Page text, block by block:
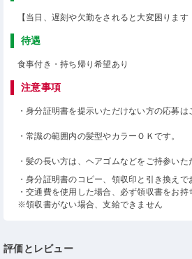
【当日、遅刻や欠勤をされると大変困りま
待遇
食事付き・持ち帰り希望あり
注意事項
・身分証明書を提示いただけない方の応募は
・常識の範囲内の髪型やカラーＯＫです。
・髪の長い方は、ヘアゴムなどをご持参い
・身分証明書のコピー、領収印と引き換えで
・交通費を使用した場合、必ず領収書をお持
※領収書がない場合、支給できません
評価とレビュー